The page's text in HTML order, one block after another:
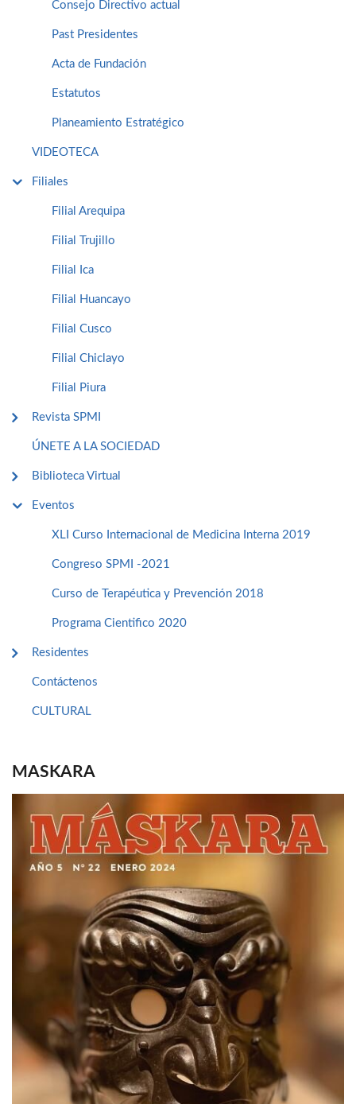
Consejo Directivo actual
Past Presidentes
Acta de Fundación
Estatutos
Planeamiento Estratégico
VIDEOTECA
Filiales
Filial Arequipa
Filial Trujillo
Filial Ica
Filial Huancayo
Filial Cusco
Filial Chiclayo
Filial Piura
Revista SPMI
ÚNETE A LA SOCIEDAD
Biblioteca Virtual
Eventos
XLI Curso Internacional de Medicina Interna 2019
Congreso SPMI -2021
Curso de Terapéutica y Prevención 2018
Programa Cientifico 2020
Residentes
Contáctenos
CULTURAL
MASKARA